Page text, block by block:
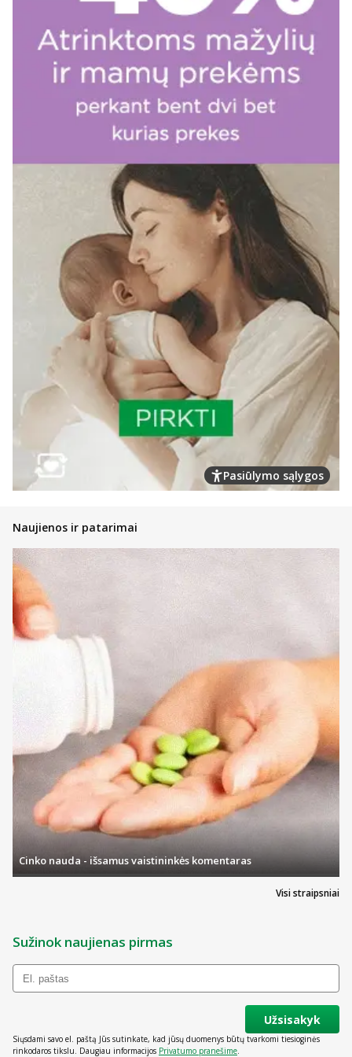
Pasiūlymo sąlygos
Naujienos ir patarimai
Visi straipsniai
Cinko nauda - išsamus vaistininkės komentaras
Sužinok naujienas pirmas
Užsisakyk
Siųsdami savo el. paštą Jūs sutinkate, kad jūsų duomenys būtų tvarkomi tiesioginės
rinkodaros tikslu. Daugiau informacijos Privatumo pranešime.